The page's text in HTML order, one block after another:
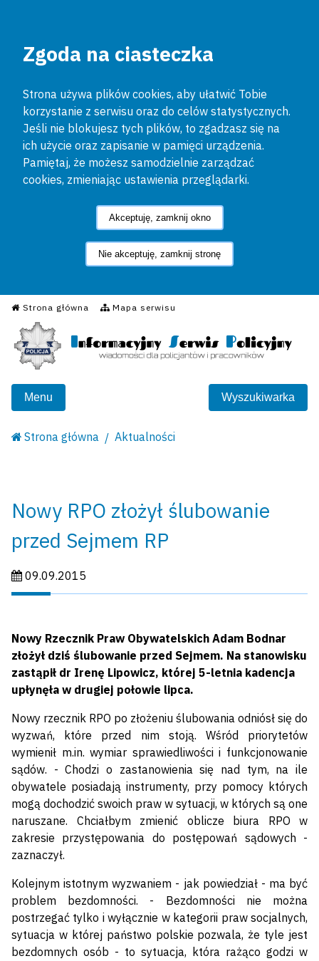
Zgoda na ciasteczka
Strona używa plików cookies, aby ułatwić Tobie
korzystanie z serwisu oraz do celów statystycznych.
Jeśli nie blokujesz tych plików, to zgadzasz się na
ich użycie oraz zapisanie w pamięci urządzenia.
Pamiętaj, że możesz samodzielnie zarządzać
cookies, zmieniając ustawienia przeglądarki.
Akceptuję, zamknij okno
Nie akceptuję, zamknij stronę
Strona główna Mapa serwisu
Informacyjny Serwis
Menu Wyszukiwarka
Strona główna Aktualności
Nowy RPO złożył ślubowanie
przed Sejmem RP
Data publikacji:
09.09.2015
Nowy Rzecznik Praw Obywatelskich Adam Bodnar
złożył dziś ślubowanie przed Sejmem. Na stanowisku
zastąpił dr Irenę Lipowicz, której 5-letnia kadencja
upłynęła w drugiej połowie lipca.
Nowy rzecznik RPO po złożeniu ślubowania odniósł się do
wyzwań, które przed nim stoją. Wśród priorytetów
wymienił m.in. wymiar sprawiedliwości i funkcjonowanie
sądów. - Chodzi o zastanowienia się nad tym, na ile
obywatele posiadają instrumenty, przy pomocy których
mogą dochodzić swoich praw w sytuacji, w których są one
naruszane. Chciałbym zmienić oblicze biura RPO w
zakresie przystępowania do postępowań sądowych -
zaznaczył.
Kolejnym istotnym wyzwaniem - jak powiedział - ma być
problem bezdomności. - Bezdomności nie można
postrzegać tylko i wyłącznie w kategorii praw socjalnych,
sytuacja w której państwo polskie pozwala, że tyle jest
bezdomnych osób - to sytuacja, która rażąco godzi w